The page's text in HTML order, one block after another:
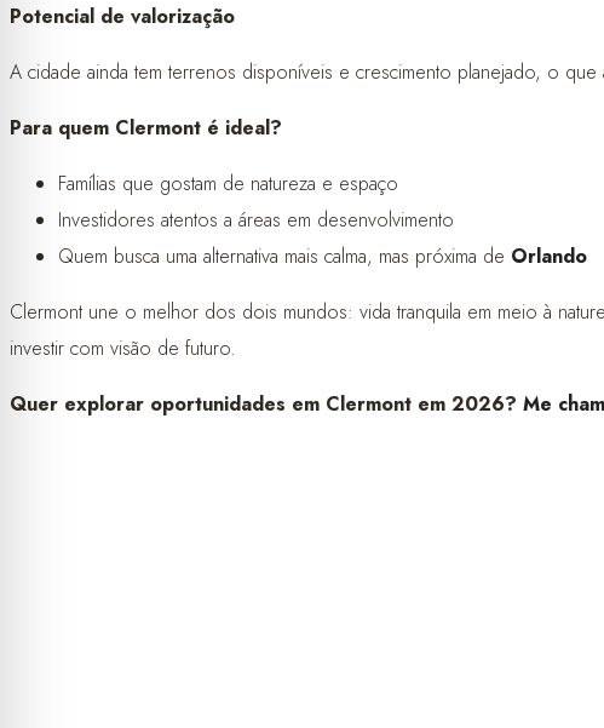
Potencial de valorização
A cidade ainda tem terrenos disponíveis e crescimento planejado, o que
Para quem Clermont é ideal?
Famílias que gostam de natureza e espaço
Investidores atentos a áreas em desenvolvimento
Quem busca uma alternativa mais calma, mas próxima de Orlando
Clermont une o melhor dos dois mundos: vida tranquila em meio à
investir com visão de futuro.
Quer explorar oportunidades em Clermont em 2026? Me